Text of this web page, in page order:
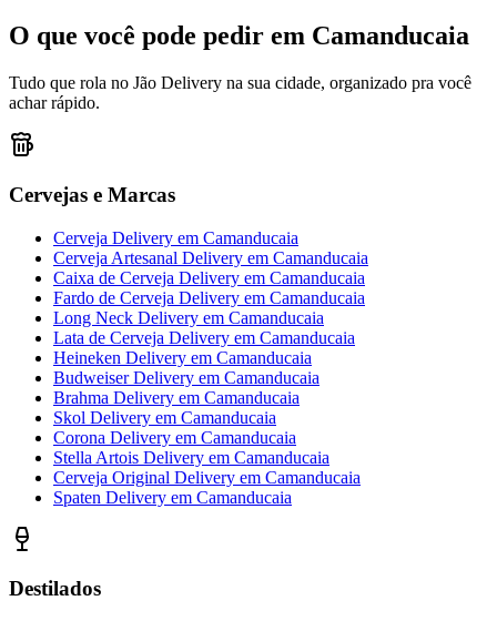
O que você pode pedir em Camanducaia
Tudo que rola no Jão Delivery na sua cidade, organizado pra você
achar rápido.
Cervejas e Marcas
Cerveja Delivery em Camanducaia
Cerveja Artesanal Delivery em Camanducaia
Caixa de Cerveja Delivery em Camanducaia
Fardo de Cerveja Delivery em Camanducaia
Long Neck Delivery em Camanducaia
Lata de Cerveja Delivery em Camanducaia
Heineken Delivery em Camanducaia
Budweiser Delivery em Camanducaia
Brahma Delivery em Camanducaia
Skol Delivery em Camanducaia
Corona Delivery em Camanducaia
Stella Artois Delivery em Camanducaia
Cerveja Original Delivery em Camanducaia
Spaten Delivery em Camanducaia
Destilados